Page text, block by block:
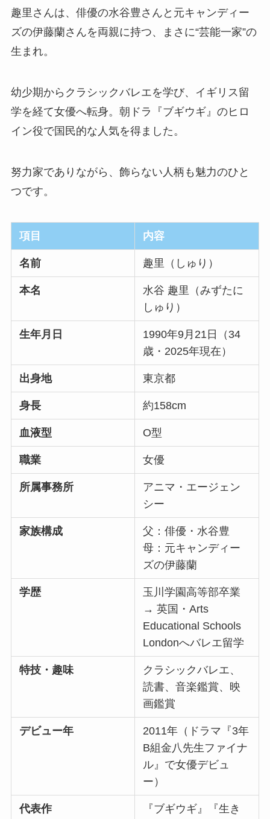
趣里さんは、俳優の水谷豊さんと元キャンディー
ズの伊藤蘭さんを両親に持つ、まさに“芸能一家”の
生まれ。
幼少期からクラシックバレエを学び、イギリス留
学を経て女優へ転身。朝ドラ『ブギウギ』のヒロ
イン役で国民的な人気を得ました。
努力家でありながら、飾らない人柄も魅力のひと
つです。
項目 内容
名前 趣里（しゅり）
本名
水谷 趣里（みずたに
しゅり）
生年月日
1990年9月21日（34
歳・2025年現在）
出身地 東京都
身長 約158cm
血液型 O型
職業 女優
所属事務所
アニマ・エージェン
シー
家族構成
父：俳優・水谷豊
母：元キャンディー
ズの伊藤蘭
学歴
玉川学園高等部卒業
→ 英国・Arts
Educational Schools
Londonへバレエ留学
特技・趣味
クラシックバレエ、
読書、音楽鑑賞、映
画鑑賞
デビュー年
2011年（ドラマ『3年
B組金八先生ファイナ
ル』で女優デビュ
ー）
代表作
『ブギウギ』『生き